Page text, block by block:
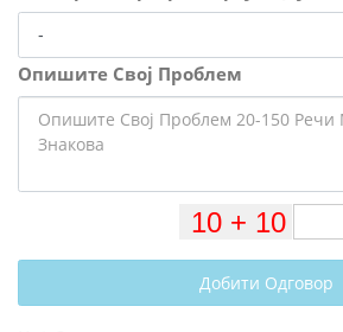
Опишите Свој Проблем
Добити Одговор